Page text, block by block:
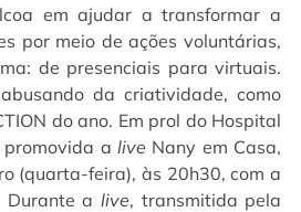
em ajudar a transformar a
por meio de ações voluntárias,
de presenciais para virtuais.
da criatividade, como
do ano. Em prol do Hospital
promovida alive Nany em Casa,
(quarta-feira), às 20h30, com a
Durante a live, transmitida pela